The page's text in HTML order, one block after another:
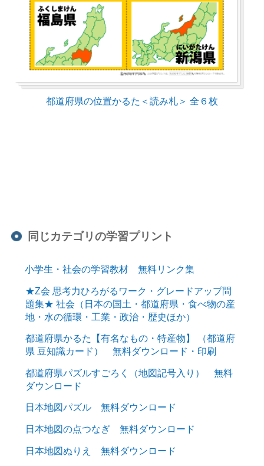
都道府県の位置かるた＜読み札＞ 全６枚
同じカテゴリの学習プリント
小学生・社会の学習教材 無料リンク集
★Z会 思考力ひろがるワーク・グレードアップ問
題集★ 社会（日本の国土・都道府県・食べ物の産
地・水の循環・工業・政治・歴史ほか）
都道府県かるた【有名なもの・特産物】 （都道府
県 豆知識カード） 無料ダウンロード・印刷
都道府県パズルすごろく（地図記号入り） 無料
ダウンロード
日本地図パズル 無料ダウンロード
日本地図の点つなぎ 無料ダウンロード
日本地図ぬりえ 無料ダウンロード